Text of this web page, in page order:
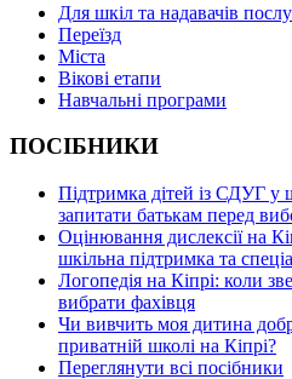
Для шкіл та надавачів
Переїзд
Міста
Вікові етапи
Навчальні програми
ПОСІБНИКИ
Підтримка дітей із СДУГ
запитати батькам перед
Оцінювання дислексії на
шкільна підтримка та
Логопедія на Кіпрі: коли
вибрати фахівця
Чи вивчить моя дитина
приватній школі на Кіпрі?
Переглянути всі посібники